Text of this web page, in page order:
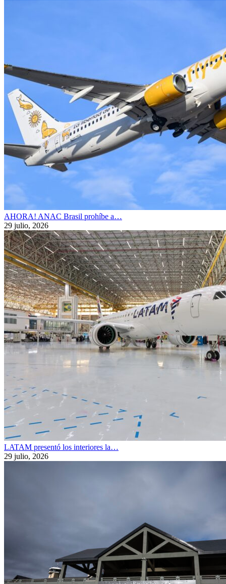
AHORA! ANAC Brasil prohíbe a…
29 julio, 2026
LATAM presentó los interiores la…
29 julio, 2026